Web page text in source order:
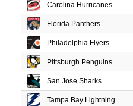
Carolina Hurricanes
Florida Panthers
Philadelphia Flyers
Pittsburgh Penguins
San Jose Sharks
Tampa Bay Lightning